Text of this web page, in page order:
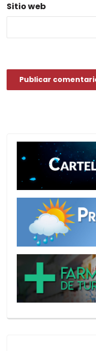
Sitio web